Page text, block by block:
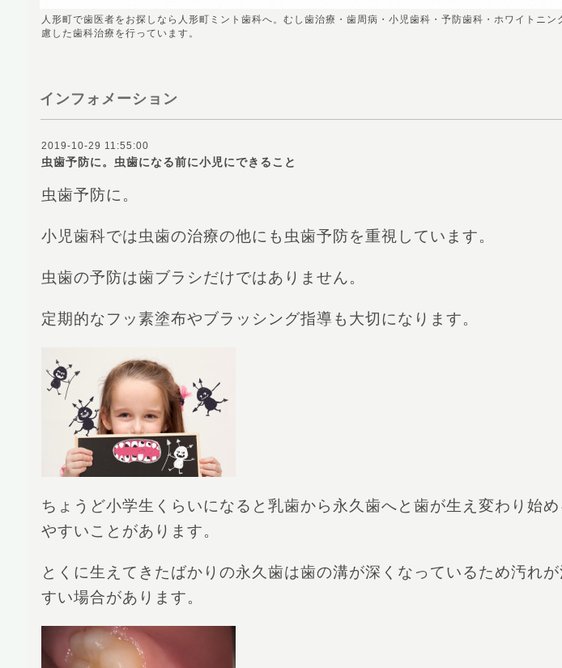
人形町で歯医者をお探しなら人形町ミント歯科へ。むし歯治療・歯周病・小児歯科・予防歯科・ホワイトニ
慮した歯科治療を行っています。
インフォメーション
2019-10-29 11:55:00
虫歯予防に。虫歯になる前に小児にできること
虫歯予防に。
小児歯科では虫歯の治療の他にも虫歯予防を重視しています。
虫歯の予防は歯ブラシだけではありません。
定期的なフッ素塗布やブラッシング指導も大切になります。
ちょうど小学生くらいになると乳歯から永久歯へと歯が生え変わり始
やすいことがあります。
とくに生えてきたばかりの永久歯は歯の溝が深くなっているため汚れ
すい場合があります。